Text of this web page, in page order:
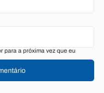
para a próxima vez que eu